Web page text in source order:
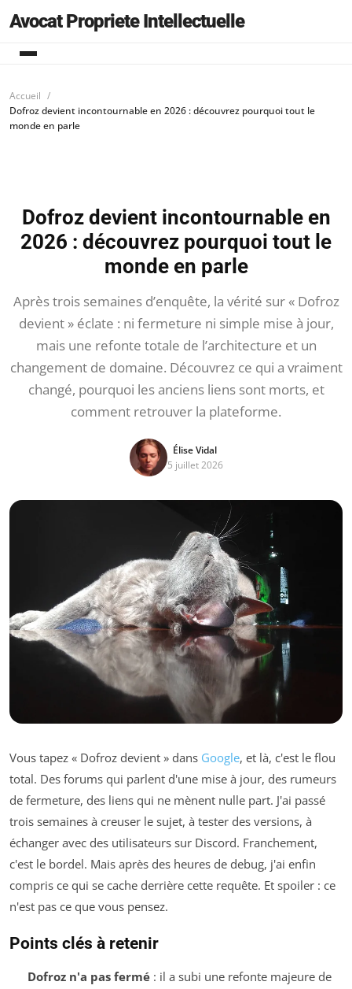
Avocat Propriete Intellectuelle
Accueil
Dofroz devient incontournable en 2026 : découvrez pourquoi tout le
monde en parle
Dofroz devient incontournable en
2026 : découvrez pourquoi tout le
monde en parle
Après trois semaines d’enquête, la vérité sur « Dofroz
devient » éclate : ni fermeture ni simple mise à jour,
mais une refonte totale de l’architecture et un
changement de domaine. Découvrez ce qui a vraiment
changé, pourquoi les anciens liens sont morts, et
comment retrouver la plateforme.
Élise Vidal
5 juillet 2026
Vous tapez « Dofroz devient » dans Google, et là, c'est le flou
total. Des forums qui parlent d'une mise à jour, des rumeurs
de fermeture, des liens qui ne mènent nulle part. J'ai passé
trois semaines à creuser le sujet, à tester des versions, à
échanger avec des utilisateurs sur Discord. Franchement,
c'est le bordel. Mais après des heures de debug, j'ai enfin
compris ce qui se cache derrière cette requête. Et spoiler : ce
n'est pas ce que vous pensez.
Points clés à retenir
Dofroz n'a pas fermé: il a subi une refonte majeure de